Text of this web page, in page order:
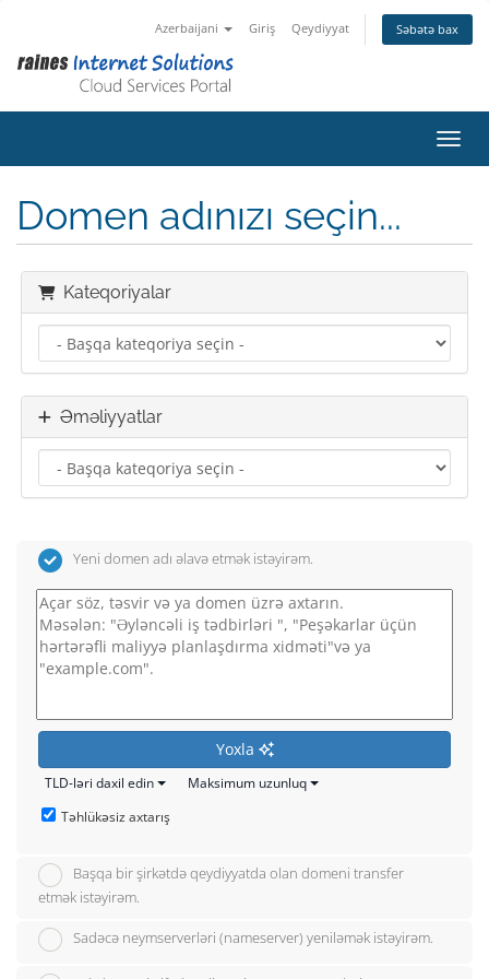
Azerbaijani Giriş Qeydiyyat Səbətə bax
Domen adınızı seçin...
Kateqoriyalar
Əməliyyatlar
Yeni domen adı əlavə etmək istəyirəm.
Yoxla
TLD-ləri daxil edin
Maksimum uzunluq
Təhlükəsiz axtarış
Başqa bir şirkətdə qeydiyyatda olan domeni transfer
etmək istəyirəm.
Sadəcə neymserverləri (nameserver) yeniləmək istəyirəm.